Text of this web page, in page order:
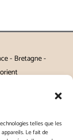
telles que les
Le fait de
- Bretagne -
Art de la table